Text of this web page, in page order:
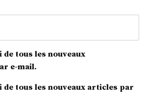
de tous les nouveaux
e-mail.
de tous les nouveaux articles par